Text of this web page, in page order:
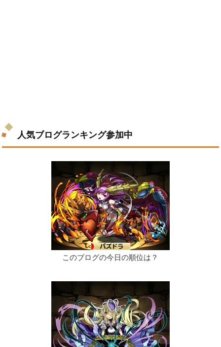
人気ブログランキング参加中
このブログの今日の順位は？